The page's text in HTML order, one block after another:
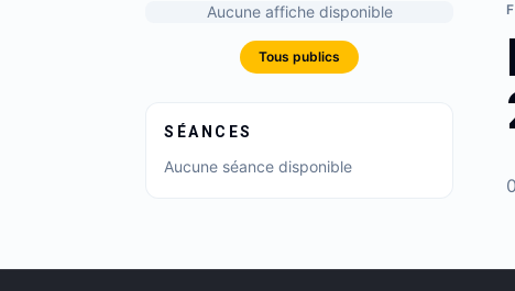
Aucune affiche disponible
Tous publics
SÉANCES
Aucune séance disponible